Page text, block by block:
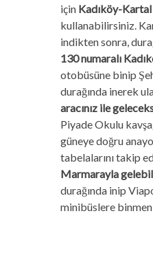
için Kadıköy-
kullanabilirsiniz.
indikten sonra,
130 numaralı
otobüsüne binip
durağında inerek
aracınız ile
Piyade Okulu
güneye doğru
tabelalarını takip
Marmarayla
durağında inip
minibüslere